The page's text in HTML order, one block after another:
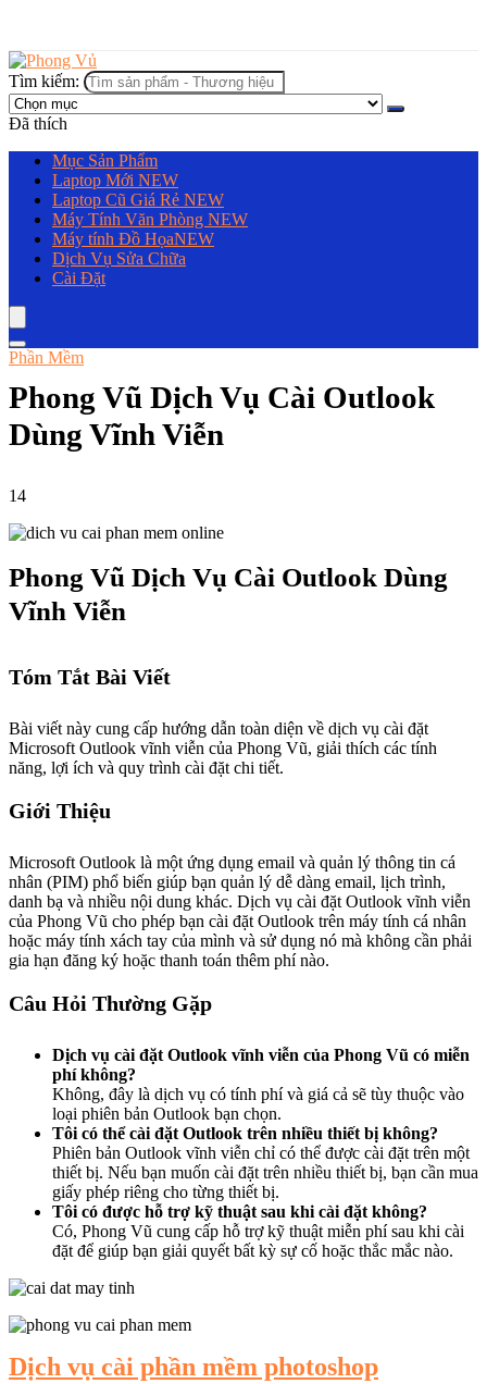
Tìm kiếm:
Đã thích
Mục Sản Phẩm
Laptop Mới NEW
Laptop Cũ Giá Rẻ NEW
Máy Tính Văn Phòng NEW
Máy tính Đồ HọaNEW
Dịch Vụ Sửa Chữa
Cài Đặt
Phần Mềm
Phong Vũ Dịch Vụ Cài Outlook
Dùng Vĩnh Viễn
14
Phong Vũ Dịch Vụ Cài Outlook Dùng
Vĩnh Viễn
Tóm Tắt Bài Viết
Bài viết này cung cấp hướng dẫn toàn diện về dịch vụ cài đặt
Microsoft Outlook vĩnh viễn của Phong Vũ, giải thích các tính
năng, lợi ích và quy trình cài đặt chi tiết.
Giới Thiệu
Microsoft Outlook là một ứng dụng email và quản lý thông tin cá
nhân (PIM) phổ biến giúp bạn quản lý dễ dàng email, lịch trình,
danh bạ và nhiều nội dung khác. Dịch vụ cài đặt Outlook vĩnh viễn
của Phong Vũ cho phép bạn cài đặt Outlook trên máy tính cá nhân
hoặc máy tính xách tay của mình và sử dụng nó mà không cần phải
gia hạn đăng ký hoặc thanh toán thêm phí nào.
Câu Hỏi Thường Gặp
Dịch vụ cài đặt Outlook vĩnh viễn của Phong Vũ có miễn
phí không?
Không, đây là dịch vụ có tính phí và giá cả sẽ tùy thuộc vào
loại phiên bản Outlook bạn chọn.
Tôi có thể cài đặt Outlook trên nhiều thiết bị không?
Phiên bản Outlook vĩnh viễn chỉ có thể được cài đặt trên một
thiết bị. Nếu bạn muốn cài đặt trên nhiều thiết bị, bạn cần mua
giấy phép riêng cho từng thiết bị.
Tôi có được hỗ trợ kỹ thuật sau khi cài đặt không?
Có, Phong Vũ cung cấp hỗ trợ kỹ thuật miễn phí sau khi cài
đặt để giúp bạn giải quyết bất kỳ sự cố hoặc thắc mắc nào.
Dịch vụ cài phần mềm photoshop